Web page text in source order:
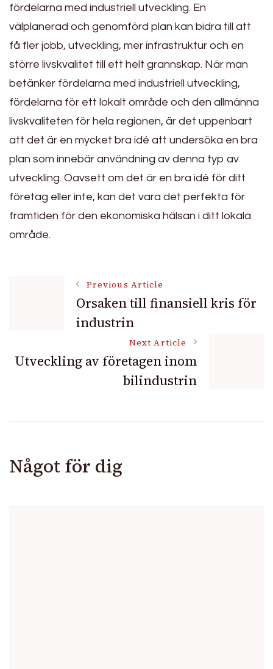
fördelarna med industriell utveckling. En
välplanerad och genomförd plan kan bidra till att
få fler jobb, utveckling, mer infrastruktur och en
större livskvalitet till ett helt grannskap. När man
betänker fördelarna med industriell utveckling,
fördelarna för ett lokalt område och den allmänna
livskvaliteten för hela regionen, är det uppenbart
att det är en mycket bra idé att undersöka en bra
plan som innebär användning av denna typ av
utveckling. Oavsett om det är en bra idé för ditt
företag eller inte, kan det vara det perfekta för
framtiden för den ekonomiska hälsan i ditt lokala
område.
Navigation
Previous Article
Orsaken till finansiell kris för
industrin
Next Article
Utveckling av företagen inom
bilindustrin
Något för dig